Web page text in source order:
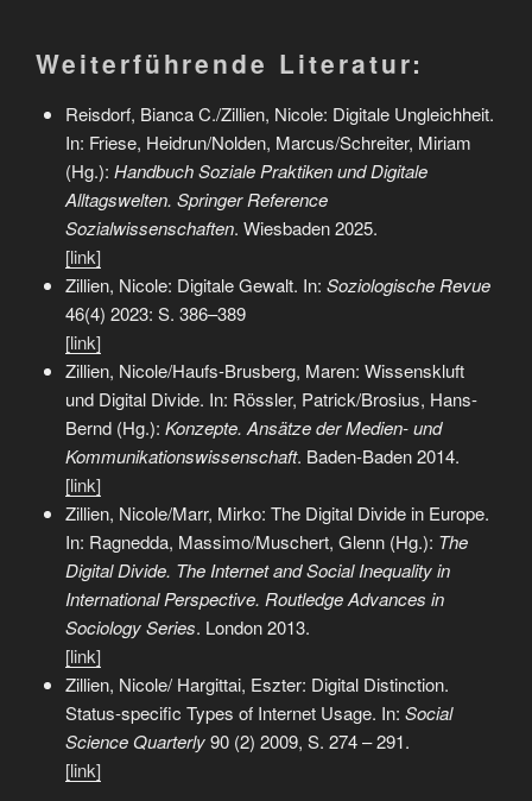
Weiterführende Literatur:
Reisdorf, Bianca C./Zillien, Nicole: Digitale Ungleichheit.
In: Friese, Heidrun/Nolden, Marcus/Schreiter, Miriam
(Hg.): Handbuch Soziale Praktiken und Digitale
Alltagswelten. Springer Reference
Sozialwissenschaften. Wiesbaden 2025.
[link]
Zillien, Nicole: Digitale Gewalt. In: Soziologische Revue
46(4) 2023: S. 386–389
[link]
Zillien, Nicole/Haufs-Brusberg, Maren: Wissenskluft
und Digital Divide. In: Rössler, Patrick/Brosius, Hans-
Bernd (Hg.): Konzepte. Ansätze der Medien- und
Kommunikationswissenschaft. Baden-Baden 2014.
[link]
Zillien, Nicole/Marr, Mirko: The Digital Divide in Europe.
In: Ragnedda, Massimo/Muschert, Glenn (Hg.): The
Digital Divide. The Internet and Social Inequality in
International Perspective. Routledge Advances in
Sociology Series. London 2013.
[link]
Zillien, Nicole/ Hargittai, Eszter: Digital Distinction.
Status-specific Types of Internet Usage. In: Social
Science Quarterly90 (2) 2009, S. 274 – 291.
[link]